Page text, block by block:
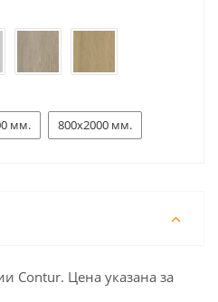
мм. 800x2000 мм.
Contur. Цена указана за